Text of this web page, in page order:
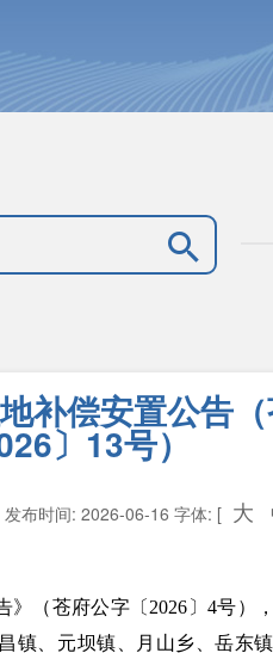
补偿安置公告
〕13号）
发布时间: 2026-06-16 字体: [ 大
（苍府公字〔2026〕4号）
镇、元坝镇、月山乡、岳东